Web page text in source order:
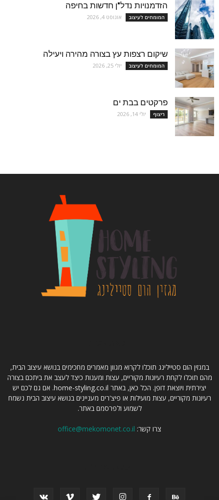
הזדמנויות נדל"ן חדשות בחיפה
המומחים לעיצוב אוגוסט 4, 2026
שיקום רצפות עץ בצורה מהירה ויעילה
המומחים לעיצוב יולי 25, 2026
פרקטים בבת ים
ריצוף יולי 14, 2026
במגזין הום סטיילינג תוכלו לקרוא מגוון מאמרים מחכימים בנושא עיצוב הבית,
מהם תוכלו לקחת רעיונות מקוריים, עצות ומענות כיצד לעצב את ביתכם בצורה
יצירתית ויוצאת דופן. הכל כאן, באתר home-styling.co.il. אם גם לכם יש
רעיונות מקוריים, עצות מועילות או פיצ'רים מעניינים בנושא עיצוב הבית נשמח
לשמוע ולפרסמם באתר.
צרו קשר: office@mekomonet.co.il